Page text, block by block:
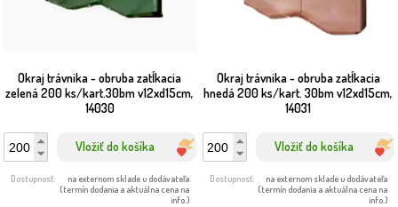
Okraj trávnika - obruba zatĺkacia
zelená 200 ks/kart.30bm v12xd15cm,
14030
Vložiť do košíka
Dostupnosť:
na externom sklade u dodávateľa
(termín dodania a aktuálna cena na
info.)
Okraj trávnika - obruba zatĺkacia
hnedá 200 ks/kart. 30bm v12xd15cm,
14031
Vložiť do košíka
Dostupnosť:
na externom sklade u dodávateľa
(termín dodania a aktuálna cena na
info.)